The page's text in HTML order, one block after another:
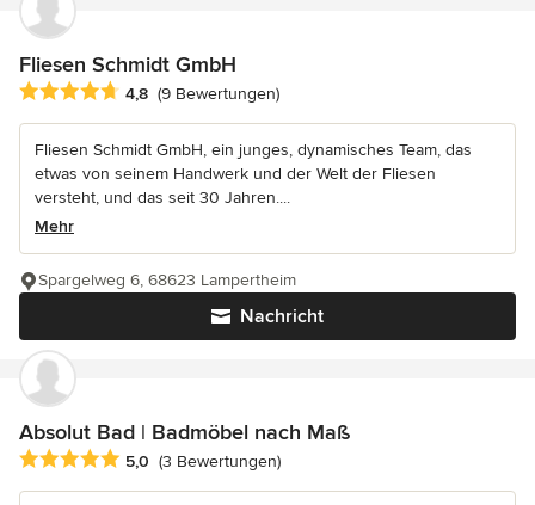
Fliesen Schmidt GmbH
Durchschnittliche Bewertung: 4.8 von 5 Sternen
4,8 (9 Bewertungen)
Fliesen Schmidt GmbH, ein junges, dynamisches Team, das
etwas von seinem Handwerk und der Welt der Fliesen
versteht, und das seit 30 Jahren....
Mehr
Nachricht
Spargelweg 6, 68623 Lampertheim
Absolut Bad | Badmöbel nach Maß
Durchschnittliche Bewertung: 5 von 5 Sternen
5,0 (3 Bewertungen)